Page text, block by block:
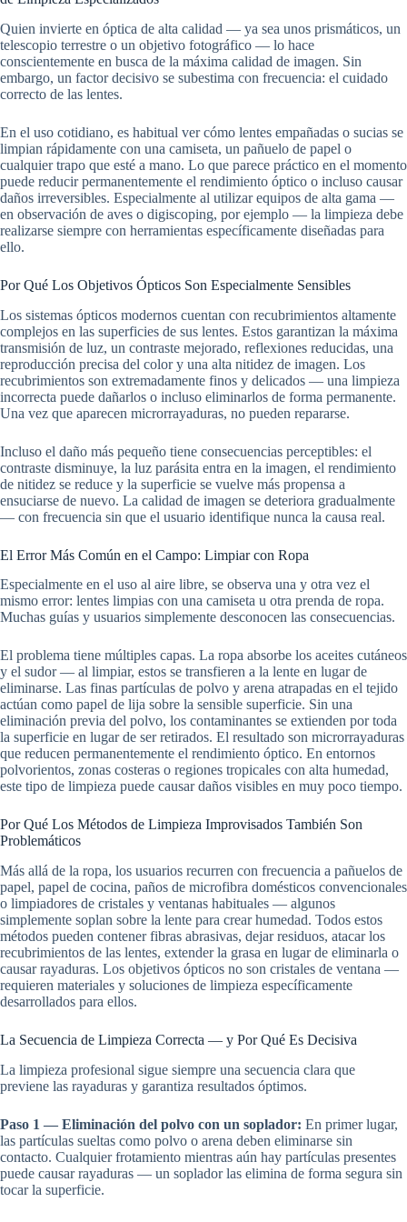
Quien invierte en óptica de alta calidad — ya sea unos prismáticos, un
telescopio terrestre o un objetivo fotográfico — lo hace
conscientemente en busca de la máxima calidad de imagen. Sin
embargo, un factor decisivo se subestima con frecuencia: el cuidado
correcto de las lentes.
En el uso cotidiano, es habitual ver cómo lentes empañadas o sucias se
limpian rápidamente con una camiseta, un pañuelo de papel o
cualquier trapo que esté a mano. Lo que parece práctico en el momento
puede reducir permanentemente el rendimiento óptico o incluso causar
daños irreversibles. Especialmente al utilizar equipos de alta gama —
en observación de aves o digiscoping, por ejemplo — la limpieza debe
realizarse siempre con herramientas específicamente diseñadas para
ello.
Por Qué Los Objetivos Ópticos Son Especialmente Sensibles
Los sistemas ópticos modernos cuentan con recubrimientos altamente
complejos en las superficies de sus lentes. Estos garantizan la máxima
transmisión de luz, un contraste mejorado, reflexiones reducidas, una
reproducción precisa del color y una alta nitidez de imagen. Los
recubrimientos son extremadamente finos y delicados — una limpieza
incorrecta puede dañarlos o incluso eliminarlos de forma permanente.
Una vez que aparecen microrrayaduras, no pueden repararse.
Incluso el daño más pequeño tiene consecuencias perceptibles: el
contraste disminuye, la luz parásita entra en la imagen, el rendimiento
de nitidez se reduce y la superficie se vuelve más propensa a
ensuciarse de nuevo. La calidad de imagen se deteriora gradualmente
— con frecuencia sin que el usuario identifique nunca la causa real.
El Error Más Común en el Campo: Limpiar con Ropa
Especialmente en el uso al aire libre, se observa una y otra vez el
mismo error: lentes limpias con una camiseta u otra prenda de ropa.
Muchas guías y usuarios simplemente desconocen las consecuencias.
El problema tiene múltiples capas. La ropa absorbe los aceites cutáneos
y el sudor — al limpiar, estos se transfieren a la lente en lugar de
eliminarse. Las finas partículas de polvo y arena atrapadas en el tejido
actúan como papel de lija sobre la sensible superficie. Sin una
eliminación previa del polvo, los contaminantes se extienden por toda
la superficie en lugar de ser retirados. El resultado son microrrayaduras
que reducen permanentemente el rendimiento óptico. En entornos
polvorientos, zonas costeras o regiones tropicales con alta humedad,
este tipo de limpieza puede causar daños visibles en muy poco tiempo.
Por Qué Los Métodos de Limpieza Improvisados También Son
Problemáticos
Más allá de la ropa, los usuarios recurren con frecuencia a pañuelos de
papel, papel de cocina, paños de microfibra domésticos convencionales
o limpiadores de cristales y ventanas habituales — algunos
simplemente soplan sobre la lente para crear humedad. Todos estos
métodos pueden contener fibras abrasivas, dejar residuos, atacar los
recubrimientos de las lentes, extender la grasa en lugar de eliminarla o
causar rayaduras. Los objetivos ópticos no son cristales de ventana —
requieren materiales y soluciones de limpieza específicamente
desarrollados para ellos.
La Secuencia de Limpieza Correcta — y Por Qué Es Decisiva
La limpieza profesional sigue siempre una secuencia clara que
previene las rayaduras y garantiza resultados óptimos.
Paso 1 — Eliminación del polvo con un soplador: En primer lugar,
las partículas sueltas como polvo o arena deben eliminarse sin
contacto. Cualquier frotamiento mientras aún hay partículas presentes
puede causar rayaduras — un soplador las elimina de forma segura sin
tocar la superficie.